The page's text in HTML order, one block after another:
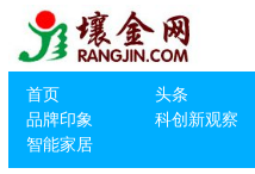
首页 头条
品牌印象
科创新观察
智能家居